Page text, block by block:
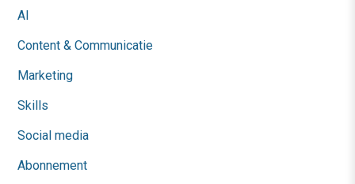
AI
Content & Communicatie
Marketing
Skills
Social media
Abonnement